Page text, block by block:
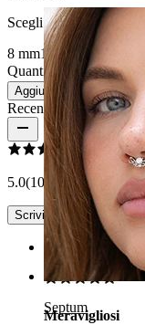
Septum
Scegli Diametro
8 mm10 mm
Quantità: 1
Modifica
Aggiungi al carrello
Recensioni del prodotto
5.0(10 recensioni)
Scrivi una recensione
Rating
Meravigliosi